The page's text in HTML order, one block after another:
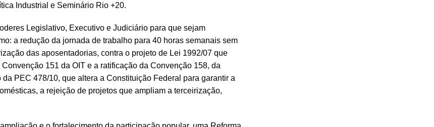
Industrial e Seminário Rio +20.
Legislativo, Executivo e Judiciário para que sejam
a redução da jornada de trabalho para 40 horas semanais sem
das aposentadorias, contra o projeto de Lei 1992/07 que
151 da OIT e a ratificação da Convenção 158, da
PEC 478/10, que altera a Constituição Federal para garantir a
a rejeição de projetos que ampliam a terceirização,